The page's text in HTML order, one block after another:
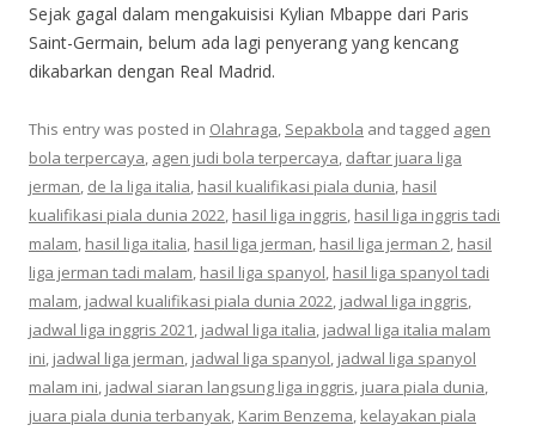
Sejak gagal dalam mengakuisisi Kylian Mbappe dari Paris
Saint-Germain, belum ada lagi penyerang yang kencang
dikabarkan dengan Real Madrid.
This entry was posted in Olahraga, Sepakbola and tagged agen
bola terpercaya, agen judi bola terpercaya, daftar juara liga
jerman, de la liga italia, hasil kualifikasi piala dunia, hasil
kualifikasi piala dunia 2022, hasil liga inggris, hasil liga inggris tadi
malam, hasil liga italia, hasil liga jerman, hasil liga jerman 2, hasil
liga jerman tadi malam, hasil liga spanyol, hasil liga spanyol tadi
malam, jadwal kualifikasi piala dunia 2022, jadwal liga inggris,
jadwal liga inggris 2021, jadwal liga italia, jadwal liga italia malam
ini, jadwal liga jerman, jadwal liga spanyol, jadwal liga spanyol
malam ini, jadwal siaran langsung liga inggris, juara piala dunia,
juara piala dunia terbanyak, Karim Benzema, kelayakan piala